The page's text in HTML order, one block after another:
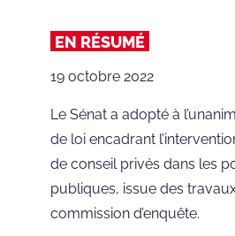
EN RÉSUMÉ
19 octobre 2022
Le Sénat a adopté à
de loi encadrant
de conseil privés dans les
publiques, issue des
commission d’enquête.